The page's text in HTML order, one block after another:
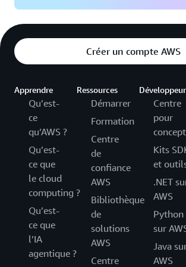
Créer un compte AWS
Apprendre
Qu’est-
ce
qu’AWS ?
Qu’est-
ce que
le cloud
computing ?
Qu’est-
ce que
l’IA
agentique ?
Ressources
Démarrer
Formation
Centre
de
confiance
AWS
Bibliothèque
de
solutions
AWS
Centre
Centre
pour
Kits
et
.NET
AWS
Python
sur
Java
AWS